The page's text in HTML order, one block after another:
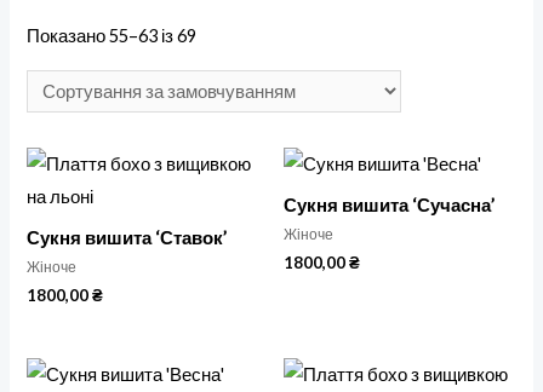
Показано 55–63 із 69
Сукня вишита ‘Ставок’
Жіноче
1800,00₴
Сукня вишита ‘Сучасна’
Жіноче
1800,00₴